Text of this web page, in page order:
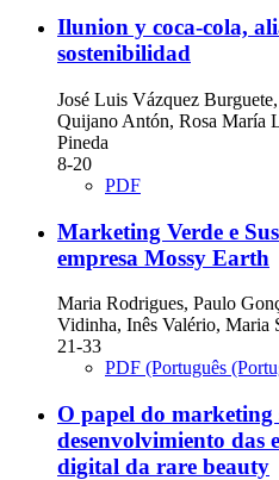
Ilunion y coca-cola,
sostenibilidad
José Luis Vázquez
Quijano Antón, Rosa María
Pineda
8-20
PDF
Marketing Verde e
empresa Mossy Earth
Maria Rodrigues, Paulo
Vidinha, Inês Valério, Maria
21-33
PDF (Português
O papel do marketing
desenvolvimiento das
digital da rare beauty